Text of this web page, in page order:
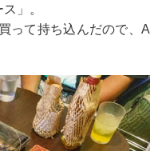
」。
って持ち込んだので、A